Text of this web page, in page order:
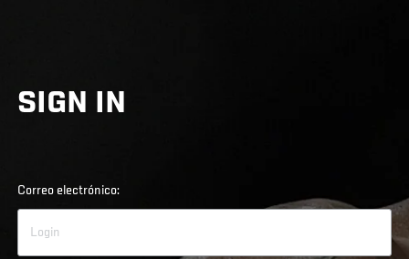
SIGN IN
Correo electrónico: